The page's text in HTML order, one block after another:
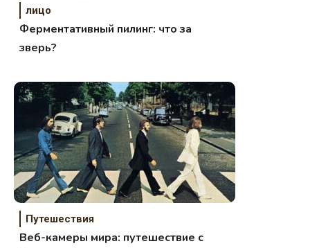
лицо
Ферментативный пилинг: что за
зверь?
Путешествия
Веб-камеры мира: путешествие с